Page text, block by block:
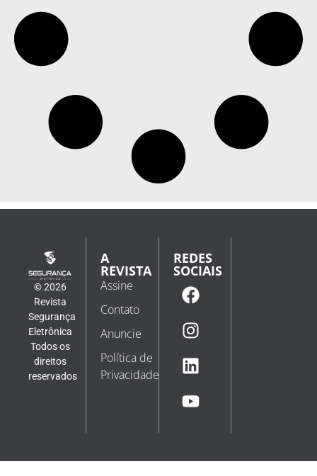
© 2026
Revista
Segurança
Eletrônica
Todos os
direitos
reservados
A
REVISTA
Assine
Contato
Anuncie
Política de
Privacidade
REDES
SOCIAIS